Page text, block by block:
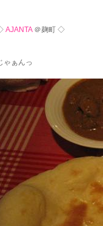
AJANTA＠麹町 ◇
ゃぁんっ